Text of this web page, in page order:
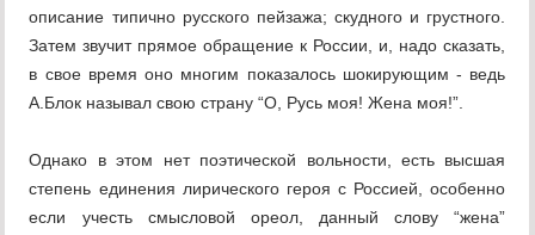
описание типично русского пейзажа; скудного и грустного.
Затем звучит прямое обращение к России, и, надо сказать,
в свое время оно многим показалось шокирующим - ведь
А.Блок называл свою страну “О, Русь моя! Жена моя!”.
Однако в этом нет поэтической вольности, есть высшая
степень единения лирического героя с Россией, особенно
если учесть смысловой ореол, данный слову “жена”